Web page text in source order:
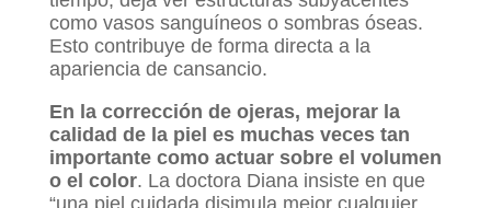
como vasos sanguíneos o sombras óseas.
Esto contribuye de forma directa a la
apariencia de cansancio.
En la corrección de ojeras, mejorar la
calidad de la piel es muchas veces tan
importante como actuar sobre el volumen
o el color. La doctora Diana insiste en que
“una piel cuidada disimula mejor cualquier